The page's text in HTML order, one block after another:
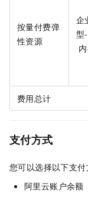
按量付费弹
性资源
企
型
费用总计
支付方式
您可以选择以下支付
阿里云账户余额